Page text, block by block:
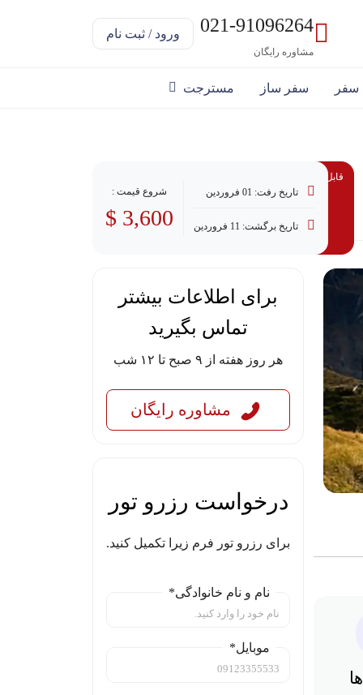
021-91096264
مشاوره رایگان
ورود / ثبت نام
سفر سفر ساز مسترجت
قابل پرداخت با وام
تاریخ رفت: 01 فروردین
تاریخ برگشت: 11 فروردین
شروع قیمت :
3,600 $
برای اطلاعات بیشتر
تماس بگیرید
هر روز هفته از ۹ صبح تا ۱۲ شب
مشاوره رایگان
درخواست رزرو تور
برای رزرو تور فرم زیرا تکمیل کنید.
نام و نام خانوادگی*
موبایل*